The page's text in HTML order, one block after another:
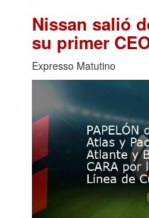
Nissan salió
su primer
Expresso Matutino